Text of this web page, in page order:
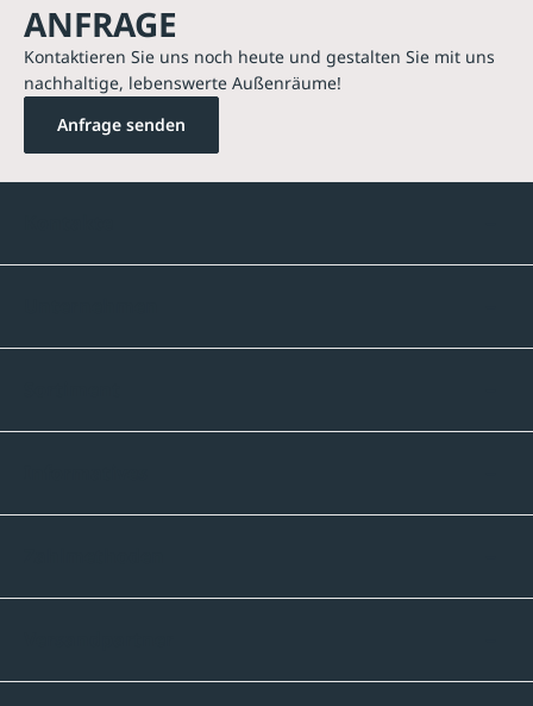
ANFRAGE
Kontaktieren Sie uns noch heute und gestalten Sie mit uns
nachhaltige, lebenswerte Außenräume!
Anfrage senden